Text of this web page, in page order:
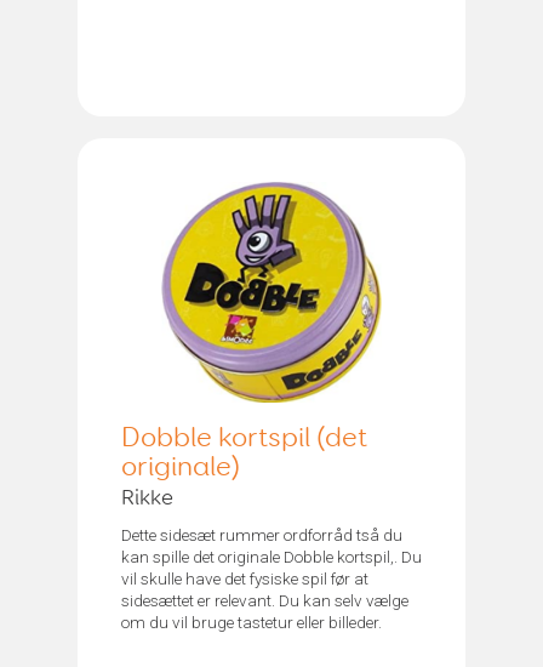
Dobble kortspil (det
originale)
Rikke
Dette sidesæt rummer ordforråd tså du
kan spille det originale Dobble kortspil,. Du
vil skulle have det fysiske spil før at
sidesættet er relevant. Du kan selv vælge
om du vil bruge tastetur eller billeder.